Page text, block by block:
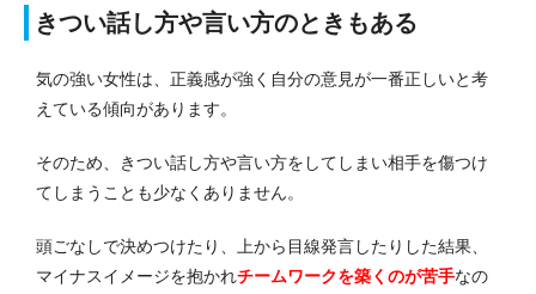
きつい話し方や言い方のときもある
気の強い女性は、正義感が強く自分の意見が一番正しいと考
えている傾向があります。
そのため、きつい話し方や言い方をしてしまい相手を傷つけ
てしまうことも少なくありません。
頭ごなしで決めつけたり、上から目線発言したりした結果、
マイナスイメージを抱かれチームワークを築くのが苦手なの